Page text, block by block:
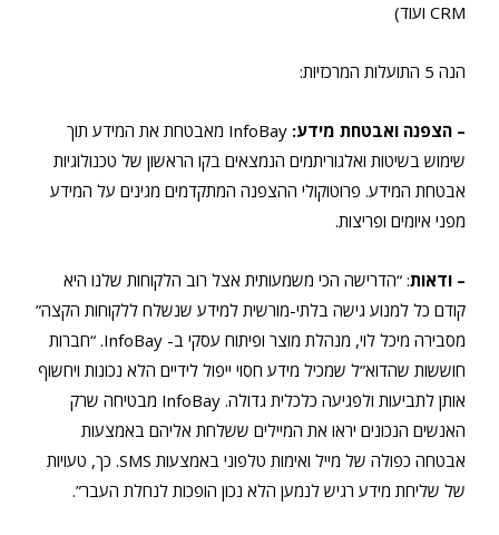
CRM ועוד)
הנה 5 התועלות המרכזיות:
– הצפנה ואבטחת מידע:
InfoBay מאבטחת את המידע תוך
שימוש בשיטות ואלגוריתמים הנמצאים בקו הראשון של טכנולוגיות
אבטחת המידע. פרוטוקולי ההצפנה המתקדמים מגינים על המידע
מפני איומים ופריצות.
– ודאות: “הדרישה הכי משמעותית אצל רוב הלקוחות שלנו היא
קודם כל למנוע גישה בלתי-מורשית למידע שנשלח ללקוחות הקצה”
מסבירה מיכל לוי, מנהלת מוצר ופיתוח עסקי ב- InfoBay. “חברות
חוששות שהדוא”ל שמכיל מידע חסוי ייפול לידיים הלא נכונות ויחשוף
אותן לתביעות ולפגיעה כלכלית גדולה. InfoBay מבטיחה שרק
האנשים הנכונים יראו את המיילים ששלחת אליהם באמצעות
אבטחה כפולה של מייל ואימות טלפוני באמצעות SMS. כך, טעויות
של שליחת מידע רגיש לנמען הלא נכון הופכות לנחלת העבר”.